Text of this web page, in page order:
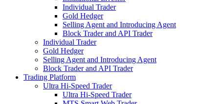
Individual Trader
Gold Hedger
Selling Agent and Introducing Agent
Block Trader and API Trader
Individual Trader
Gold Hedger
Selling Agent and Introducing Agent
Block Trader and API Trader
Trading Platform
Ultra Hi-Speed Trader
Ultra Hi-Speed Trader